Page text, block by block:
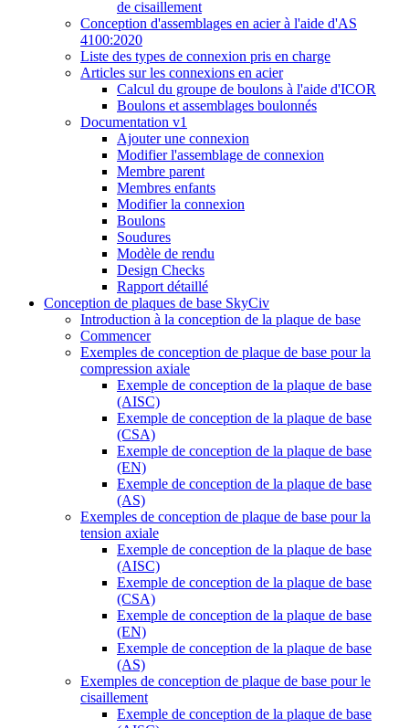
de cisaillement
Conception d'assemblages en acier à l'aide d'AS
4100:2020
Liste des types de connexion pris en charge
Articles sur les connexions en acier
Calcul du groupe de boulons à l'aide d'ICOR
Boulons et assemblages boulonnés
Documentation v1
Ajouter une connexion
Modifier l'assemblage de connexion
Membre parent
Membres enfants
Modifier la connexion
Boulons
Soudures
Modèle de rendu
Design Checks
Rapport détaillé
Conception de plaques de base SkyCiv
Introduction à la conception de la plaque de base
Commencer
Exemples de conception de plaque de base pour la
compression axiale
Exemple de conception de la plaque de base
(AISC)
Exemple de conception de la plaque de base
(CSA)
Exemple de conception de la plaque de base
(EN)
Exemple de conception de la plaque de base
(AS)
Exemples de conception de plaque de base pour la
tension axiale
Exemple de conception de la plaque de base
(AISC)
Exemple de conception de la plaque de base
(CSA)
Exemple de conception de la plaque de base
(EN)
Exemple de conception de la plaque de base
(AS)
Exemples de conception de plaque de base pour le
cisaillement
Exemple de conception de la plaque de base